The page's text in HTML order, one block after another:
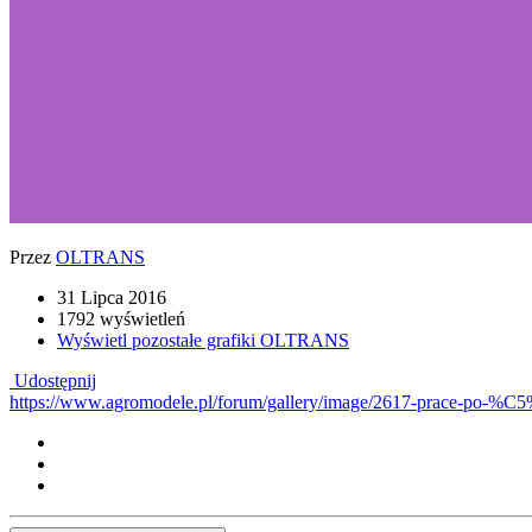
Przez OLTRANS
31 Lipca 2016
1792 wyświetleń
Wyświetl pozostałe grafiki OLTRANS
Udostępnij
https://www.agromodele.pl/forum/gallery/image/2617-prace-po-